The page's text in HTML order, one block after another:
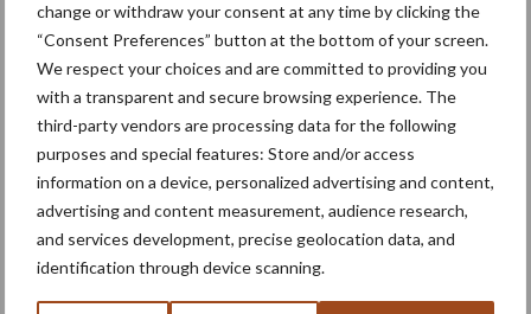
change or withdraw your consent at any time by clicking the
“Consent Preferences” button at the bottom of your screen.
We respect your choices and are committed to providing you
with a transparent and secure browsing experience. The
third-party vendors are processing data for the following
purposes and special features: Store and/or access
information on a device, personalized advertising and content,
advertising and content measurement, audience research,
and services development, precise geolocation data, and
identification through device scanning.
voorkomen.
Tot 16 LED-werklampen en wegverlichting.
Verdere opties en apparatuur om het model van de NEXT
Edition te personaliseren, alsook om te voldoen aan de
specifieke behoeften van de markt/het land.
Bron: Mechan Groep